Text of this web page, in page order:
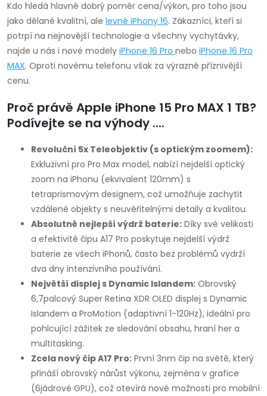
Kdo hledá hlavně dobrý poměr cena/výkon, pro toho jsou
jako dělané kvalitní, ale levné iPhony 16. Zákazníci, kteří si
potrpí na nejnovější technologie a všechny vychytávky,
najde u nás i nové modely iPhone 16 Pro nebo iPhone 16 Pro
MAX. Oproti novému telefonu však za výrazně příznivější
cenu.
Proč právě Apple iPhone 15 Pro MAX 1 TB?
Podívejte se na výhody ....
Revoluční 5x Teleobjektiv (s optickým zoomem):
Exkluzivní pro Pro Max model, nabízí nejdelší optický
zoom na iPhonu (ekvivalent 120mm) s
tetraprismovým designem, což umožňuje zachytit
vzdálené objekty s neuvěřitelnými detaily a kvalitou.
Absolutně nejlepší výdrž baterie: Díky své velikosti
a efektivitě čipu A17 Pro poskytuje nejdelší výdrž
baterie ze všech iPhonů, často bez problémů vydrží
dva dny intenzivního používání.
Největší displej s Dynamic Islandem: Obrovský
6,7palcový Super Retina XDR OLED displej s Dynamic
Islandem a ProMotion (adaptivní 1-120Hz), ideální pro
pohlcující zážitek ze sledování obsahu, hraní her a
multitasking.
Zcela nový čip A17 Pro: První 3nm čip na světě, který
přináší obrovský nárůst výkonu, zejména v grafice
(6jádrové GPU), což otevírá nové možnosti pro mobilní